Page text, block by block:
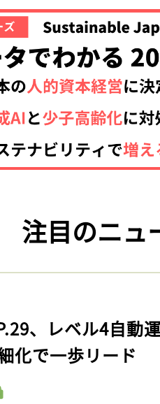
注目のニュ
、レベル4自動
化で一歩リード